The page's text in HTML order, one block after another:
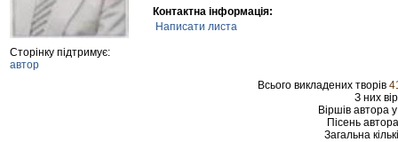
Сторінку підтримує:
автор
Контактна інформація:
Написати листа
Всього викладених творів
З них
Віршів автора
Пісень
Загальна